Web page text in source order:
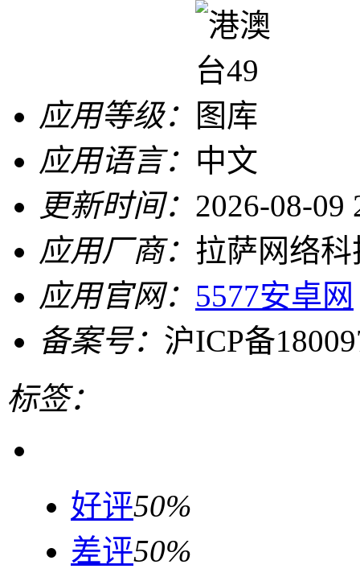
应用等级：
应用语言： 中文
更新时间： 2026-08-09
应用厂商： 拉萨网络
应用官网： 5577安卓网
备案号： 沪ICP备
标签：
好评50%
差评50%